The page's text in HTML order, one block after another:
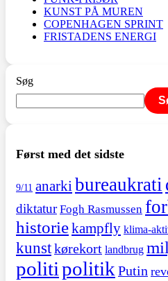
KUNST PÅ MUREN
COPENHAGEN SPRINT
FRISTADENS ENERGI
Søg
Først med det sidste
9/11 anarkibureaukrati
diktatur Fogh Rasmussen
historiekampfly klima-
kunstkørekort landbrug
politipolitikPutin